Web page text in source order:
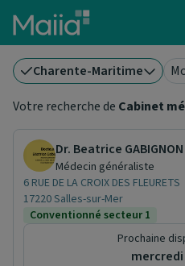
Aller au contenu principal
Charente-Maritime
Votre recherche de Cabinet
Dr. Beatrice GABIGNON
Médecin généraliste
6 RUE DE LA CROIX DES FLEURETS
17220 Salles-sur-Mer
Conventionné secteur 1
Prochaine